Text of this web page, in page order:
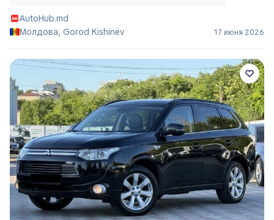
AutoHub.md
Молдова, Gorod Kishinëv
17 июня 2026